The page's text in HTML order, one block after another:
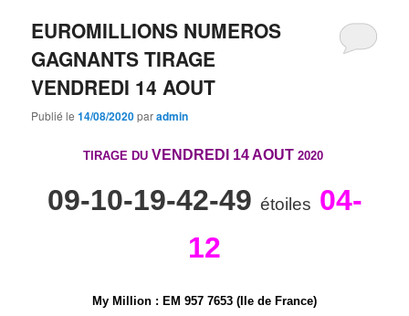
EUROMILLIONS NUMEROS
GAGNANTS TIRAGE
VENDREDI 14 AOUT
Publié le14/08/2020paradmin
TIRAGE DU VENDREDI 14 AOUT 2020
09-10-19-42-49 étoiles 04-
12
My Million : EM 957 7653 (Ile de France)